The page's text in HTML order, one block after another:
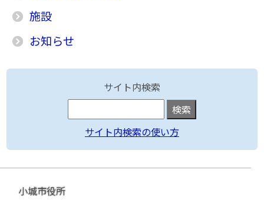
施設
お知らせ
サイト内検索
サイト内検索の使い方
小城市役所